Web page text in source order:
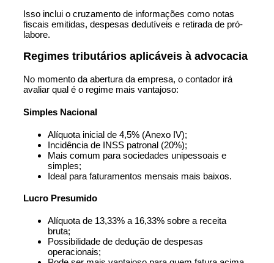
Isso inclui o cruzamento de informações como notas
fiscais emitidas, despesas dedutíveis e retirada de pró-
labore.
Regimes tributários aplicáveis à advocacia
No momento da abertura da empresa, o contador irá
avaliar qual é o regime mais vantajoso:
Simples Nacional
Alíquota inicial de 4,5% (Anexo IV);
Incidência de INSS patronal (20%);
Mais comum para sociedades unipessoais e
simples;
Ideal para faturamentos mensais mais baixos.
Lucro Presumido
Alíquota de 13,33% a 16,33% sobre a receita
bruta;
Possibilidade de dedução de despesas
operacionais;